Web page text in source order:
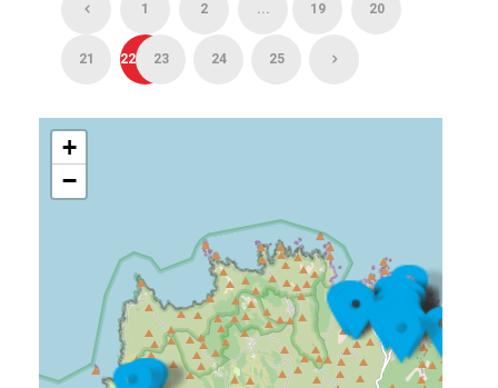
1 2 ... 19 20
21 22 23 24 25
+
−